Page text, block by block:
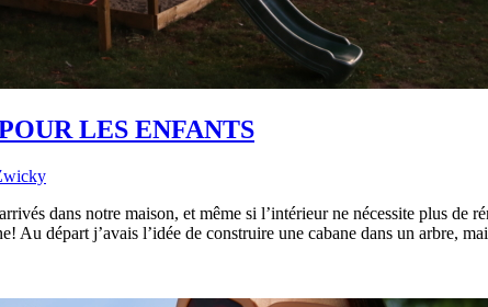
LES ENFANTS
dans notre maison, et même si l’intérieur ne nécessite plus
Au départ j’avais l’idée de construire une cabane dans un arbre,